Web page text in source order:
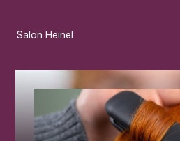
springen
Salon Heinel